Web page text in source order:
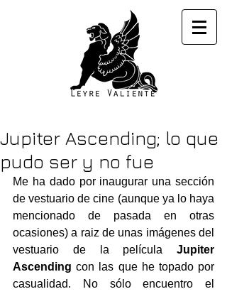
Jupiter Ascending; lo que
pudo ser y no fue
Me ha dado por inaugurar una sección
de vestuario de cine (aunque ya lo haya
mencionado de pasada en otras
ocasiones) a raiz de unas imágenes del
vestuario de la película Jupiter
Ascending con las que he topado por
casualidad. No sólo encuentro el